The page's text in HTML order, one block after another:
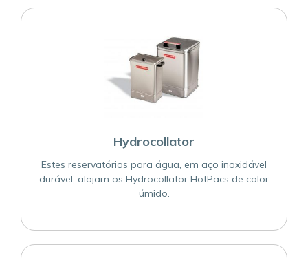
Hydrocollator
Estes reservatórios para água, em aço inoxidável
durável, alojam os Hydrocollator HotPacs de calor
úmido.